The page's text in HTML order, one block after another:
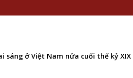
sáng ở Việt Nam nửa cuối thế kỷ XIX